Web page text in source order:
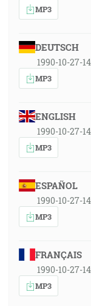
MP3
DEUTSCH
1990-10-27-
MP3
ENGLISH
1990-10-27-
MP3
ESPAÑOL
1990-10-27-
MP3
FRANÇAIS
1990-10-27-
MP3